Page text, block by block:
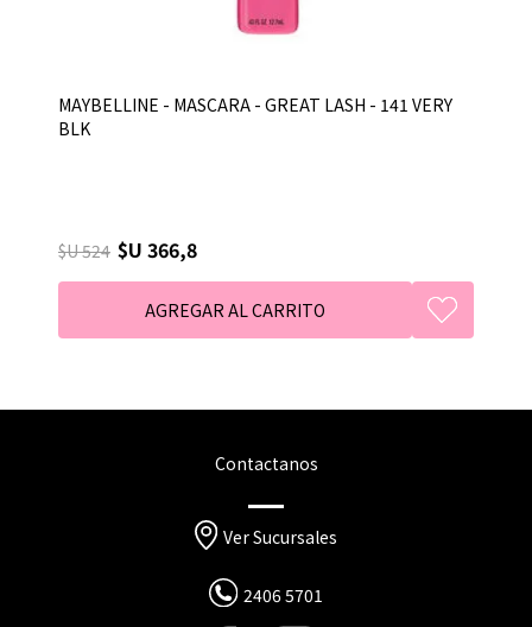
MAYBELLINE - MASCARA - GREAT LASH - 141 VERY
BLK
$U 524 $U 366,8
Contactanos
Ver Sucursales
2406 5701